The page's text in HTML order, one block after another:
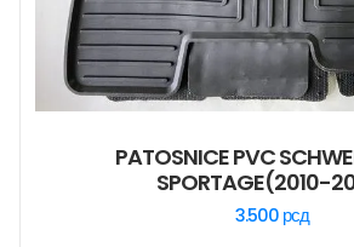
PATOSNICE PVC
SPORTAGE(2010-
3.500 рсд